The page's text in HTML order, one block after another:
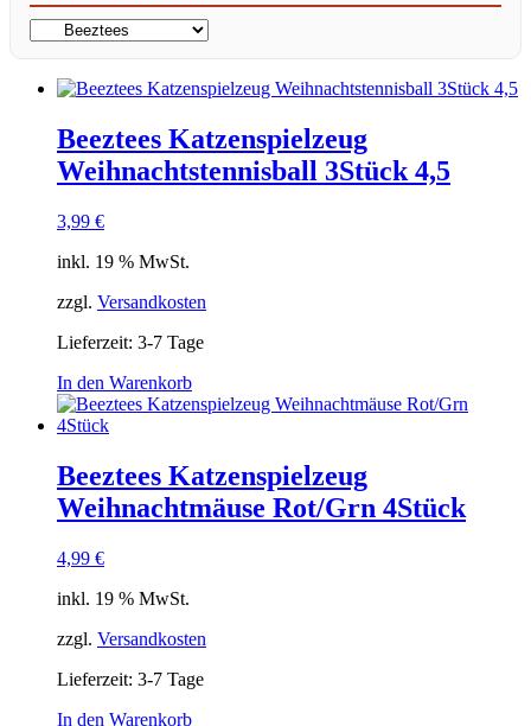
Beeztees Katzenspielzeug
Weihnachtstennisball 3Stück 4,5
3,99 €
inkl. 19 % MwSt.
zzgl. Versandkosten
Lieferzeit: 3-7 Tage
In den Warenkorb
Beeztees Katzenspielzeug
Weihnachtmäuse Rot/Grn 4Stück
4,99 €
inkl. 19 % MwSt.
zzgl. Versandkosten
Lieferzeit: 3-7 Tage
In den Warenkorb